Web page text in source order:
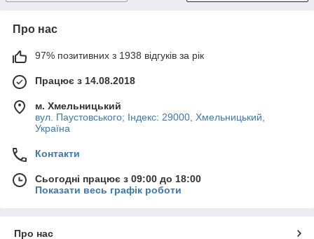
Про нас
97% позитивних з 1938 відгуків за рік
Працює з 14.08.2018
м. Хмельницький
вул. Паустовського; Індекс: 29000, Хмельницький,
Україна
Контакти
Сьогодні працює з 09:00 до 18:00
Показати весь графік роботи
Про нас